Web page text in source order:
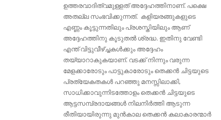
ഉത്തരവാദിത്വമുള്ളത് അദ്ദേഹത്തിനാണ്. പക്ഷെ
അതല്ല സംഭവിക്കുന്നത്. കളിയരങ്ങുകളുടെ
എണ്ണം കൂട്ടുന്നതിലും പ്രശസ്തിയിലും ആണ്
അദ്ദേഹത്തിനു കൂടുതൽ ശ്രദ്ധ. ഇതിനു വേണ്ടി
എന്ത് വിട്ടുവീഴ്ച്ചകൾക്കും അദ്ദേഹം
തയ്യാറാകുകയാണ്. വടക്ക് നിന്നും വരുന്ന
മേളക്കാരോടും പാട്ടുകാരോടും തെക്കൻ ചിട്ടയുടെ
പ്രത്യേകതകൾ പറഞ്ഞു മനസ്സിലാക്കി,
സാധിക്കാവുന്നിടത്തോളം തെക്കൻ ചിട്ടയുടെ
ആട്ടസമ്പ്രദായങ്ങൾ നിലനിർത്തി ആടുന്ന
രീതിയായിരുന്നു മുൻകാല തെക്കൻ കലാകാരന്മാർ